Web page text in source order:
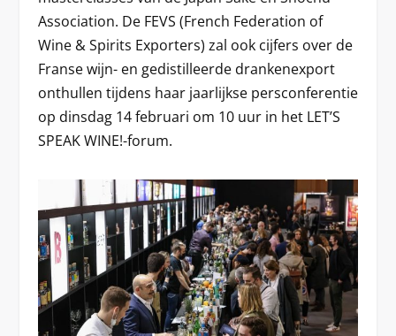
Association. De FEVS (French Federation of
Wine & Spirits Exporters) zal ook cijfers over de
Franse wijn- en gedistilleerde drankenexport
onthullen tijdens haar jaarlijkse persconferentie
op dinsdag 14 februari om 10 uur in het LET’S
SPEAK WINE!-forum.